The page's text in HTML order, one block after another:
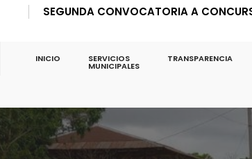
SEGUNDA CONVOCATORIA A
INICIO SERVICIOS
MUNICIPALES
TRANSPARENCIA